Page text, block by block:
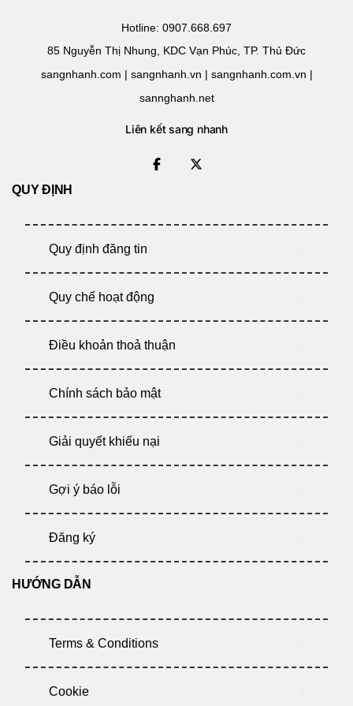
Hotline: 0907.668.697
85 Nguyễn Thị Nhung, KDC Vạn Phúc, TP. Thủ Đức
sangnhanh.com | sangnhanh.vn | sangnhanh.com.vn |
sannghanh.net
Liên kết sang nhanh
QUY ĐỊNH
Quy định đăng tin
Quy chế hoạt động
Điều khoản thoả thuận
Chính sách bảo mật
Giải quyết khiếu nại
Gợi ý báo lỗi
Đăng ký
HƯỚNG DẪN
Terms & Conditions
Cookie